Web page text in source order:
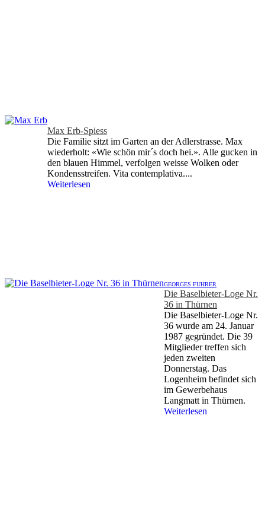
Max Erb-Spiess
Die Familie sitzt im Garten an der Adlerstrasse. Max
wiederholt: «Wie schön mir´s doch hei.». Alle gucken in
den blauen Himmel, verfolgen weisse Wolken oder
Kondensstreifen. Vita contemplativa....
Weiterlesen
GEORGES FUHRER
Die Baselbieter-Loge Nr.
36 in Thürnen
Die Baselbieter-Loge Nr.
36 wurde am 24. Januar
1987 gegründet. Die 39
Mitglieder treffen sich
jeden zweiten
Donnerstag. Das
Logenheim befindet sich
im Gewerbehaus
Langmatt in Thürnen.
Weiterlesen